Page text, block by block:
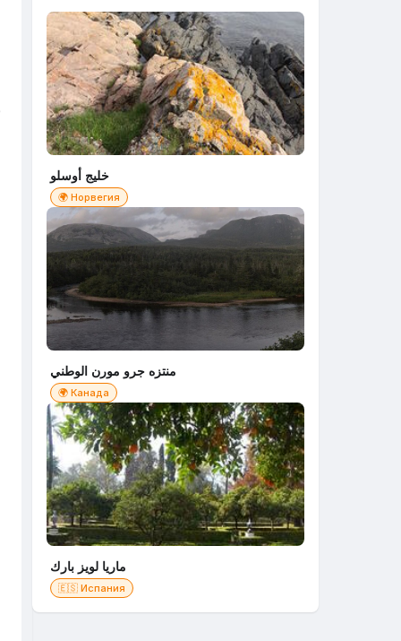
خليج أوسلو
🌍 Норвегия
منتزه جرو مورن الوطني
🌍 Канада
ماريا لويز بارك
🇪🇸 Испания